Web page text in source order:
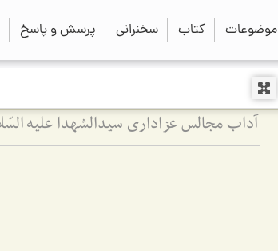
موضوعات کتاب سخنرانی پرسش و پاسخ
آداب مجالس عزاداری سیدالشهدا علیه